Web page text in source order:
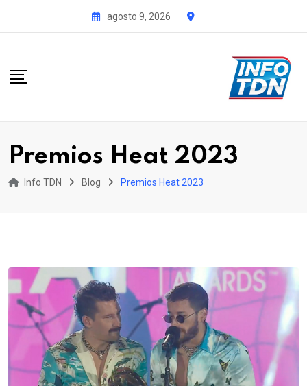
agosto 9, 2026
Premios Heat 2023
Info TDN Blog Premios Heat 2023